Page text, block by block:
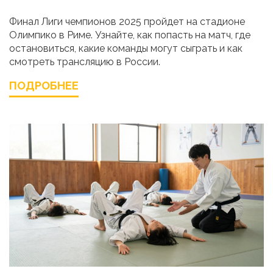
Финал Лиги чемпионов 2025 пройдет на стадионе
Олимпико в Риме. Узнайте, как попасть на матч, где
остановиться, какие команды могут сыграть и как
смотреть трансляцию в России.
ПОДРОБНЕЕ